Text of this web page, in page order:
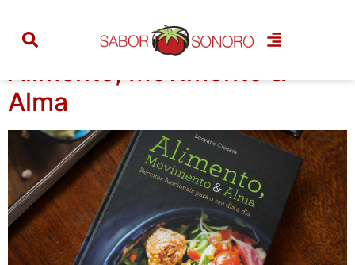
Tag: livros
Alimento, Movimento &
Alma